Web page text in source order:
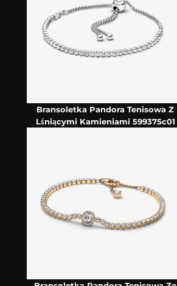
Bransoletka Pandora Tenisowa Z
Lśniącymi Kamieniami 599375c01